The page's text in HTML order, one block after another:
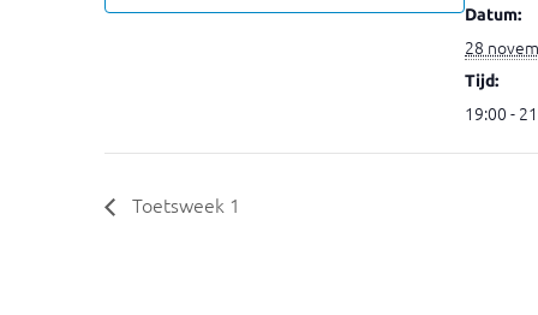
Datum:
28
Tijd:
19:00 -
Toetsweek 1